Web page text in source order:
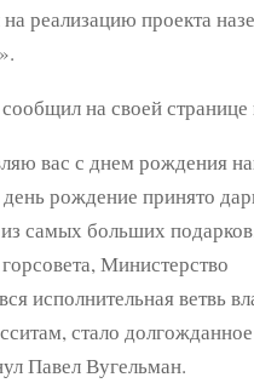
реализацию проекта
на своей странице
вас с днем рождения
рождение принято
самых больших
Министерство
исполнительная ветвь
стало
Павел Вугельман.